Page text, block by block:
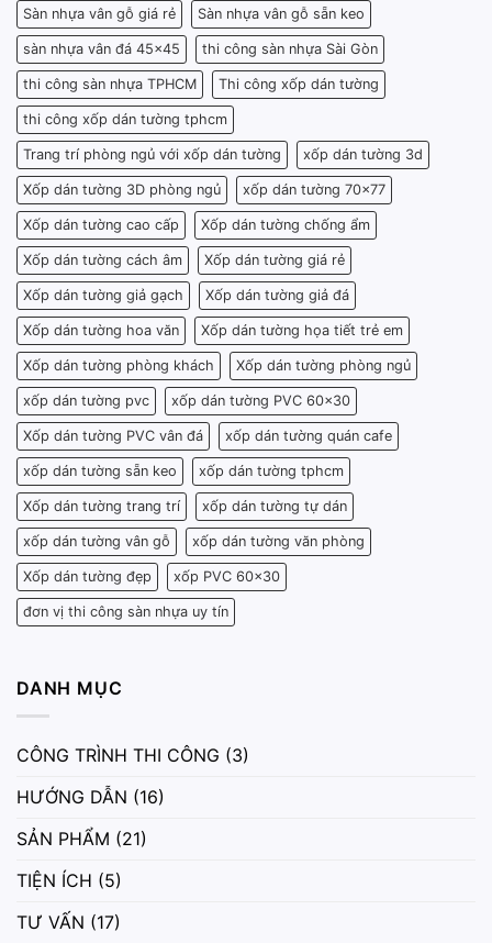
Sàn nhựa vân gỗ giá rẻ Sàn nhựa vân gỗ sẵn keo
sàn nhựa vân đá 45x45 thi công sàn nhựa Sài Gòn
thi công sàn nhựa TPHCM Thi công xốp dán tường
thi công xốp dán tường tphcm
Trang trí phòng ngủ với xốp dán tường xốp dán tường 3d
Xốp dán tường 3D phòng ngủ xốp dán tường 70x77
Xốp dán tường cao cấp Xốp dán tường chống ẩm
Xốp dán tường cách âm Xốp dán tường giá rẻ
Xốp dán tường giả gạch Xốp dán tường giả đá
Xốp dán tường hoa văn Xốp dán tường họa tiết trẻ em
Xốp dán tường phòng khách Xốp dán tường phòng ngủ
xốp dán tường pvc xốp dán tường PVC 60x30
Xốp dán tường PVC vân đá xốp dán tường quán cafe
xốp dán tường sẵn keo xốp dán tường tphcm
Xốp dán tường trang trí xốp dán tường tự dán
xốp dán tường vân gỗ xốp dán tường văn phòng
Xốp dán tường đẹp xốp PVC 60x30
đơn vị thi công sàn nhựa uy tín
DANH MỤC
CÔNG TRÌNH THI CÔNG (3)
HƯỚNG DẪN (16)
SẢN PHẨM (21)
TIỆN ÍCH (5)
TƯ VẤN (17)